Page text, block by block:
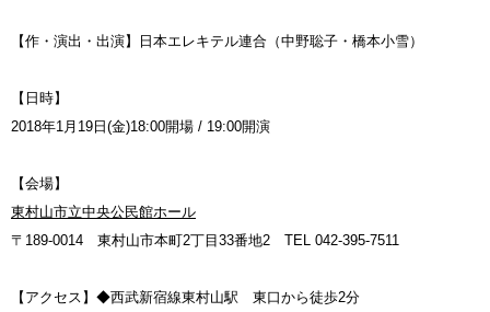
【作・演出・出演】日本エレキテル連合（中野聡子・橋本小雪）
【日時】
2018年1月19日(金)18:00開場 / 19:00開演
【会場】
東村山市立中央公民館ホール
〒189-0014 東村山市本町2丁目33番地2 TEL 042-395-7511
【アクセス】◆西武新宿線東村山駅 東口から徒歩2分